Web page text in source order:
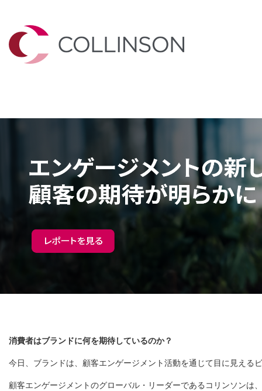
消費者はブランドに何を期待しているのか？
今日、ブランドは、顧客エンゲージメント活動を通じて目に見え
顧客エンゲージメントのグローバル・リーダーであるコリンソン